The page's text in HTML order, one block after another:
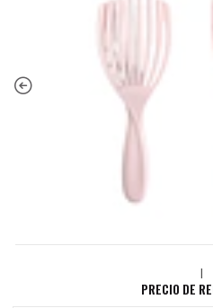
|
PRECIO DE